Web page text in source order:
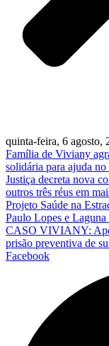
quinta-feira, 6 agosto,
Família de Viviany
solidária para ajuda no
Justiça decreta nova
outros três réus em
Projeto Saúde na
Paulo Lopes e Laguna
CASO VIVIANY:
prisão preventiva de
Facebook